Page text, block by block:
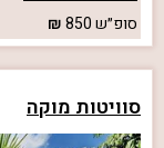
סופ״ש850
סוויטות מוקה